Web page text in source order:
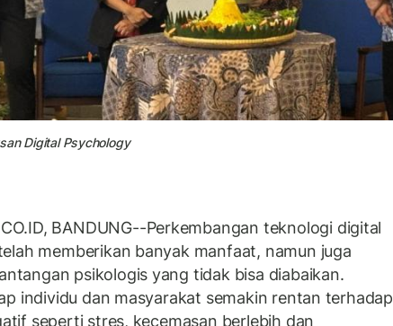
Digital Psychology
BANDUNG--Perkembangan teknologi digital
memberikan banyak manfaat, namun juga
psikologis yang tidak bisa diabaikan.
individu dan masyarakat semakin rentan terhadap
seperti stres, kecemasan berlebih dan